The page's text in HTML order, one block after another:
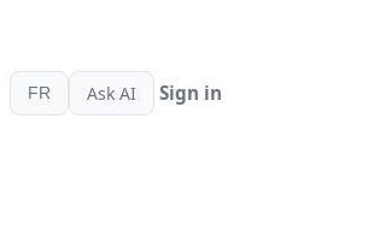
FR Ask AI